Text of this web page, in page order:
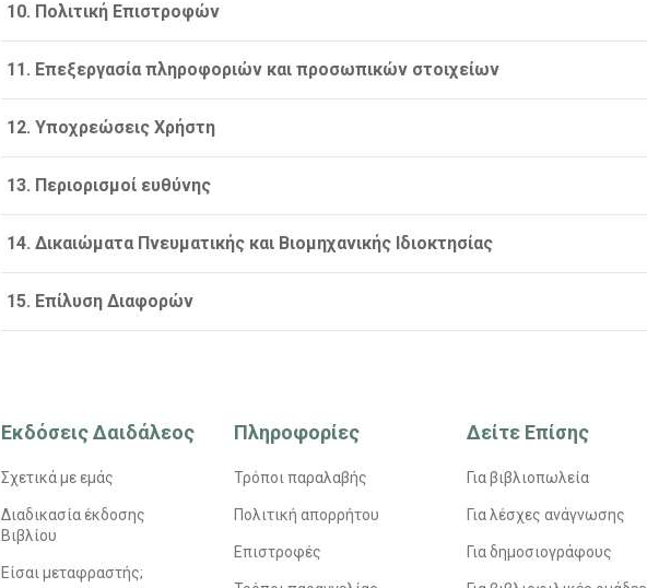
10. Πολιτική Επιστροφών
11. Επεξεργασία πληροφοριών και προσωπικών στοιχείων
12. Υποχρεώσεις Χρήστη
13. Περιορισμοί ευθύνης
14. Δικαιώματα Πνευματικής και Βιομηχανικής Ιδιοκτησίας
15. Επίλυση Διαφορών
Εκδόσεις Δαιδάλεος
Σχετικά με εμάς
Διαδικασία έκδοσης
Βιβλίου
Είσαι μεταφραστής;
Πληροφορίες
Τρόποι παραλαβής
Πολιτική απορρήτου
Επιστροφές
Δείτε Επίσης
Για βιβλιοπωλεία
Για λέσχες ανάγνωσης
Για δημοσιογράφους